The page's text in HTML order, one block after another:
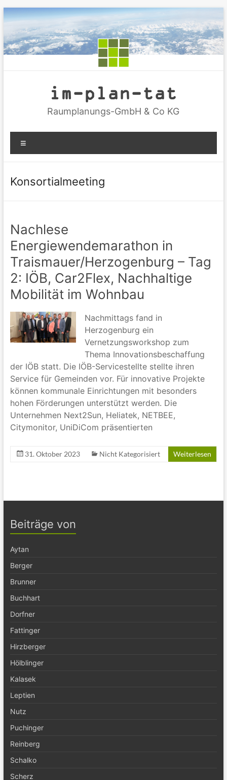
Zum
Inhalt
springen
im-plan-tat
Raumplanungs-GmbH & Co KG
Konsortialmeeting
Nachlese
Energiewendemarathon in
Traismauer/Herzogenburg – Tag
2: IÖB, Car2Flex, Nachhaltige
Mobilität im Wohnbau
Nachmittags fand in
Herzogenburg ein
Vernetzungsworkshop zum
Thema Innovationsbeschaffung
der IÖB statt. Die IÖB-Servicestellte stellte ihren
Service für Gemeinden vor. Für innovative Projekte
können kommunale Einrichtungen mit besonders
hohen Förderungen unterstützt werden. Die
Unternehmen Next2Sun, Heliatek, NETBEE,
Citymonitor, UniDiCom präsentierten
31. Oktober 2023 Nicht Kategorisiert Weiterlesen
Beiträge von
Aytan
Berger
Brunner
Buchhart
Dorfner
Fattinger
Hirzberger
Hölblinger
Kalasek
Leptien
Nutz
Puchinger
Reinberg
Schalko
Scherz